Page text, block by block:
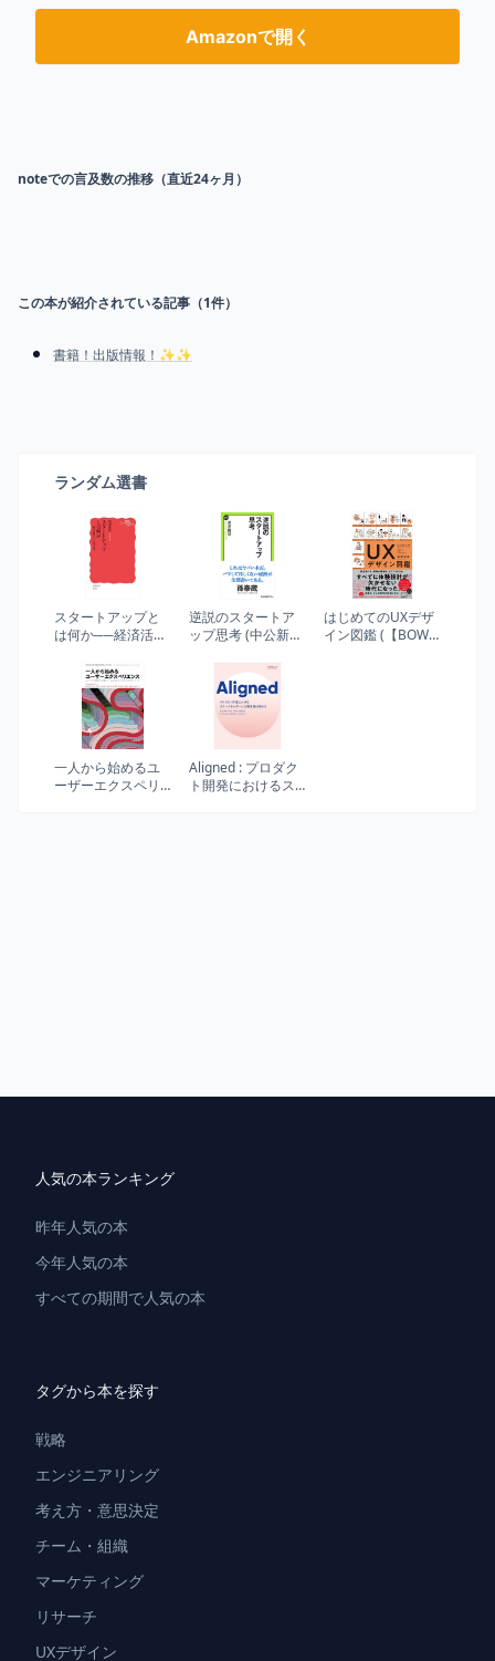
Amazonで開く
noteでの言及数の推移（直近24ヶ月）
この本が紹介されている記事（1件）
書籍！出版情報！✨✨
ランダム選書
スタートアップと
は何か──経済活性
新書 新赤版 2013)
逆説のスタートア
ップ思考 (中公新書
はじめてのUXデザ
イン図鑑 (【BOW
一人から始めるユ
ーザーエクスペリ
Aligned : プロダク
ト開発におけるス
人気の本ランキング
昨年人気の本
今年人気の本
すべての期間で人気の本
タグから本を探す
戦略
エンジニアリング
考え方・意思決定
チーム・組織
マーケティング
リサーチ
UXデザイン